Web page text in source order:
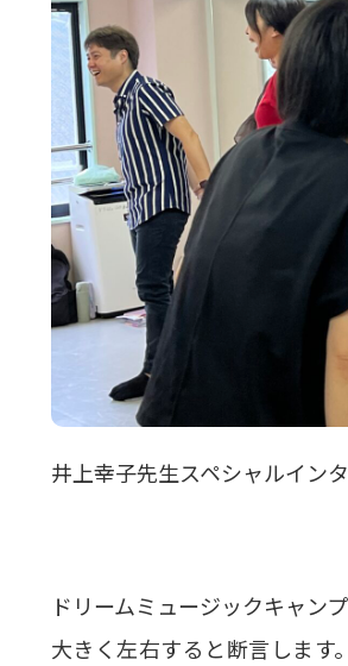
井上幸子先生スペシャルイン
ドリームミュージックキャン
大きく左右すると断言します